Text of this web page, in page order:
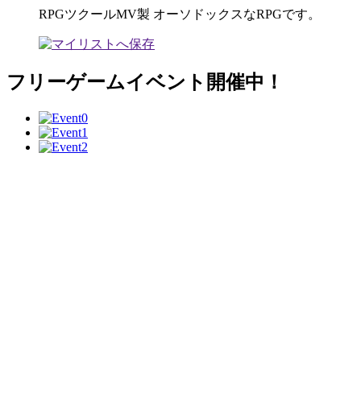
RPGツクールMV製 オーソドックスなRPGです。
フリーゲームイベント開催中！